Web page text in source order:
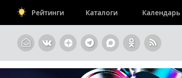
Рейтинги Каталоги Календарь